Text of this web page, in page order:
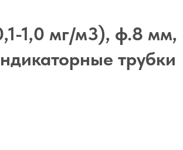
1,0 мг/м3), ф.8 мм,
трубки